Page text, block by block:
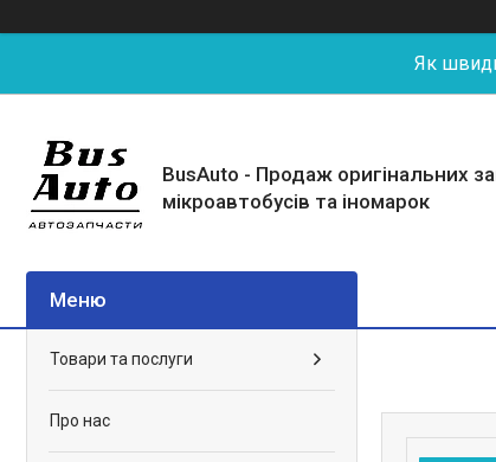
Як
BusAuto - Продаж оригінальних
мікроавтобусів та іномарок
Товари та послуги
Про нас